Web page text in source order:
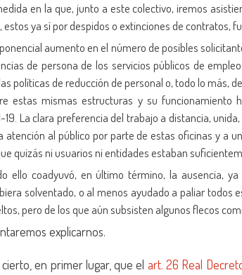
en la que, junto a este colectivo, iremos
estos ya sí por despidos o extinciones de contratos,
aumento en el número de posibles
de persona de los servicios públicos de
políticas de reducción de personal o, todo lo más,
estas mismas estructuras y su funcionamiento
La clara preferencia del trabajo a distancia,
atención al público por parte de estas oficinas y a
quizás ni usuarios ni entidades estaban
ello coadyuvó, en último término, la ausencia,
solventado, o al menos ayudado a paliar todos
pero de los que aún subsisten algunos flecos
explicarnos.
en primer lugar, que el art. 26 Real